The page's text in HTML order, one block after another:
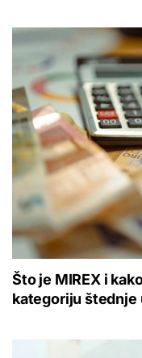
Što je MIREX i
kategoriju štednje